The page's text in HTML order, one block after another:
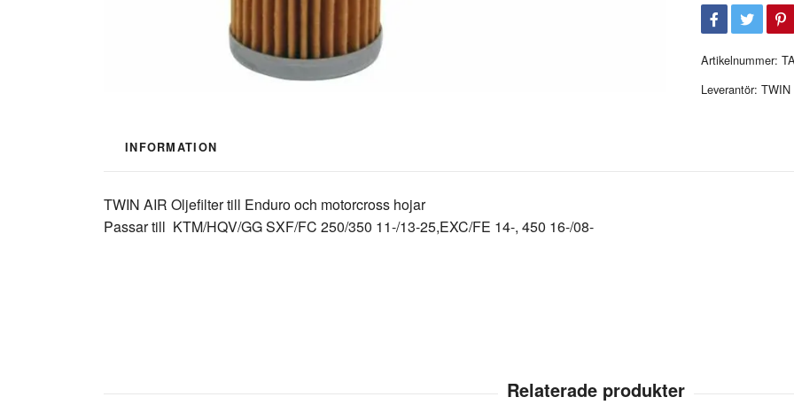
Artikelnummer:
Leverantör: TWIN
INFORMATION
TWIN AIR Oljefilter till Enduro och motorcross hojar
Passar till KTM/HQV/GG SXF/FC 250/350 11-/13-25,EXC/FE 14-, 450 16-/08-